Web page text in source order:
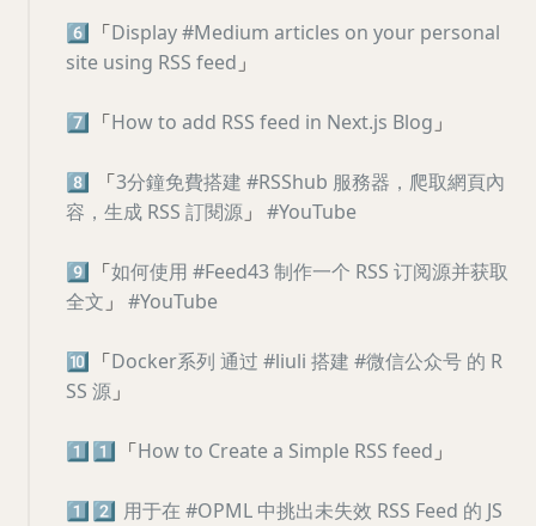
6️⃣ 「Display #Medium articles on your personal
site using RSS feed 」
7️⃣ 「How to add RSS feed in Next.js Blog 」
8️⃣ 「3分鐘免費搭建 #RSShub 服務器，爬取網頁內
容，生成 RSS 訂閱源 」 #YouTube
9️⃣ 「如何使用 #Feed43 制作一个 RSS 订阅源并获取
全文 」 #YouTube
🔟 「Docker系列 通过 #liuli 搭建 #微信公众号 的 R
SS 源 」
1️⃣1️⃣ 「How to Create a Simple RSS feed 」
1️⃣ 2️⃣ 用于在 #OPML 中挑出未失效 RSS Feed 的 JS